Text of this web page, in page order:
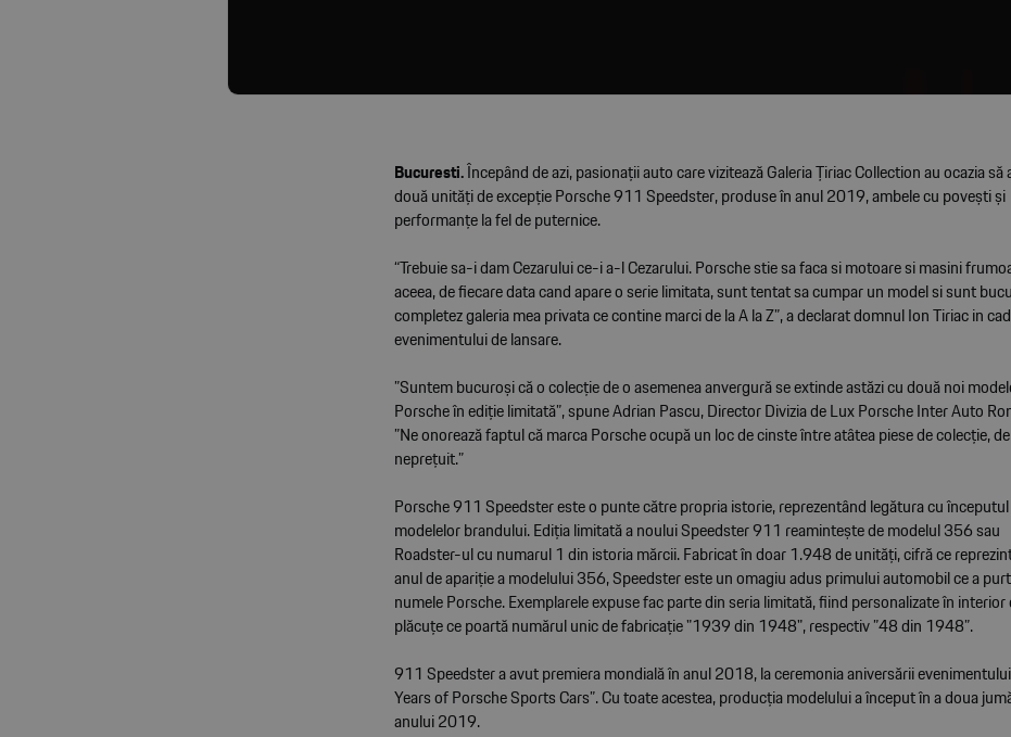
Bucuresti.Începând de azi, pasionații auto care vizitează Galeria Țiriac Collection au ocazia să
două unități de excepție Porsche 911 Speedster, produse în anul 2019, ambele cu povești și
performanțe la fel de puternice.
“Trebuie sa-i dam Cezarului ce-i a-l Cezarului. Porsche stie sa faca si motoare si masini
aceea, de fiecare data cand apare o serie limitata, sunt tentat sa cumpar un model si sunt
completez galeria mea privata ce contine marci de la A la Z”, a declarat domnul Ion Tiriac in
evenimentului de lansare.
”Suntem bucuroși că o colecție de o asemenea anvergură se extinde astăzi cu două noi
Porsche în ediție limitată”, spune Adrian Pascu, Director Divizia de Lux Porsche Inter Auto
”Ne onorează faptul că marca Porsche ocupă un loc de cinste între atâtea piese de colecție, de
neprețuit.”
Porsche 911 Speedster este o punte către propria istorie, reprezentând legătura cu
modelelor brandului. Ediția limitată a noului Speedster 911 reamintește de modelul 356 sau
Roadster-ul cu numarul 1 din istoria mărcii. Fabricat în doar 1.948 de unități, cifră ce
anul de apariție a modelului 356, Speedster este un omagiu adus primului automobil ce a
numele Porsche. Exemplarele expuse fac parte din seria limitată, fiind personalizate în interior
plăcuțe ce poartă numărul unic de fabricație "1939 din 1948", respectiv ”48 din 1948”.
911 Speedster a avut premiera mondială în anul 2018, la ceremonia aniversării
Years of Porsche Sports Cars”. Cu toate acestea, producția modelului a început în a doua
anului 2019.